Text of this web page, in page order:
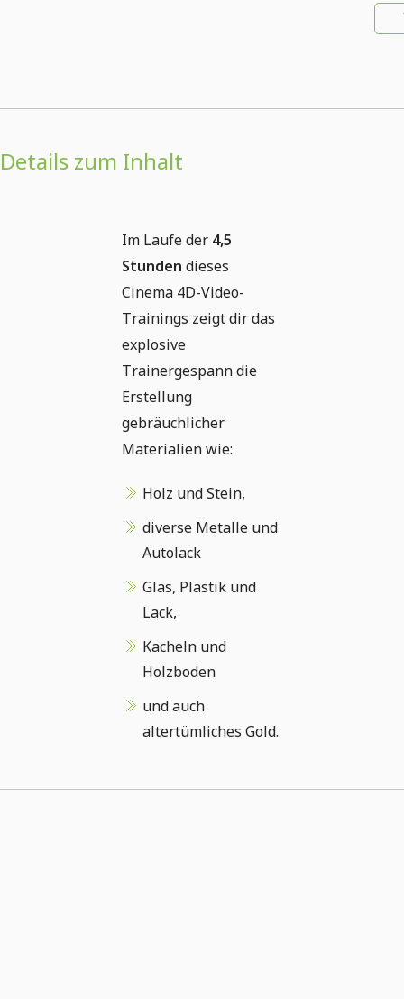
Details zum Inhalt
Im Laufe der 4,5
Stunden dieses
Cinema 4D-Video-
Trainings zeigt dir das
explosive
Trainergespann die
Erstellung
gebräuchlicher
Materialien wie:
Holz und Stein,
diverse Metalle und
Autolack
Glas, Plastik und
Lack,
Kacheln und
Holzboden
und auch
altertümliches Gold.